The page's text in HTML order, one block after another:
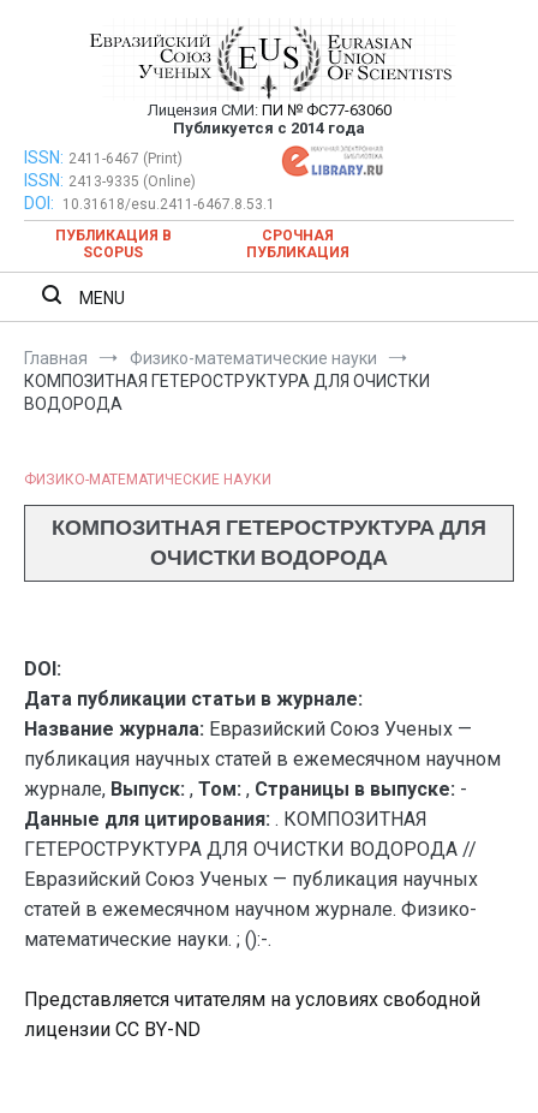
Евразийский Союз Ученых —
публикация научных статей в
ежемесячном научном журнале
Лицензия СМИ: ПИ № ФС77-63060
Публикуется с 2014 года
Евразийский Союз Ученых — публикация научных статей в
ежемесячном научном журнале
ISSN: 2411-6467 (Print)
ISSN: 2413-9335 (Online)
DOI:
10.31618/esu.2411-6467.8.53.1
ПУБЛИКАЦИЯ В
SCOPUS
СРОЧНАЯ
ПУБЛИКАЦИЯ
MENU
Главная
Физико-математические науки
КОМПОЗИТНАЯ ГЕТЕРОСТРУКТУРА ДЛЯ ОЧИСТКИ
ВОДОРОДА
ФИЗИКО-МАТЕМАТИЧЕСКИЕ НАУКИ
КОМПОЗИТНАЯ ГЕТЕРОСТРУКТУРА ДЛЯ
ОЧИСТКИ ВОДОРОДА
DOI:
Дата публикации статьи в журнале:
Название журнала: Евразийский Союз Ученых —
публикация научных статей в ежемесячном научном
журнале, Выпуск: , Том: , Страницы в выпуске: -
Данные для цитирования: . КОМПОЗИТНАЯ
ГЕТЕРОСТРУКТУРА ДЛЯ ОЧИСТКИ ВОДОРОДА //
Евразийский Союз Ученых — публикация научных
статей в ежемесячном научном журнале. Физико-
математические науки. ; ():-.
Представляется читателям на условиях свободной
лицензии CC BY-ND